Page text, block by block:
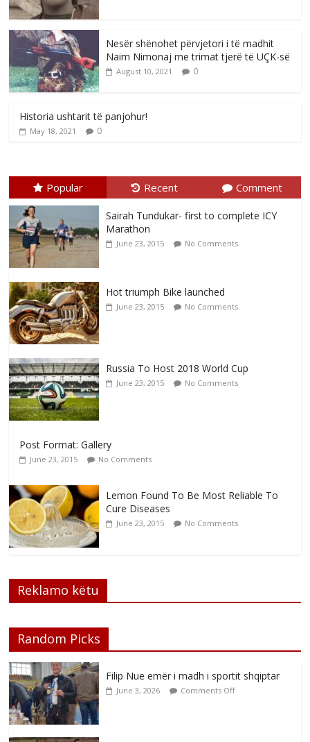
Nesër shënohet përvjetori i të madhit
Naim Nimonaj me trimat tjerë të UÇK-së
August 10, 2021 0
Historia ushtarit të panjohur!
May 18, 2021 0
Popular Recent Comment
Sairah Tundukar- first to complete ICY
Marathon
June 23, 2015 No Comments
Hot triumph Bike launched
June 23, 2015 No Comments
Russia To Host 2018 World Cup
June 23, 2015 No Comments
Post Format: Gallery
June 23, 2015 No Comments
Lemon Found To Be Most Reliable To
Cure Diseases
June 23, 2015 No Comments
Reklamo këtu
Random Picks
Filip Nue emër i madh i sportit shqiptar
June 3, 2026 Comments Off